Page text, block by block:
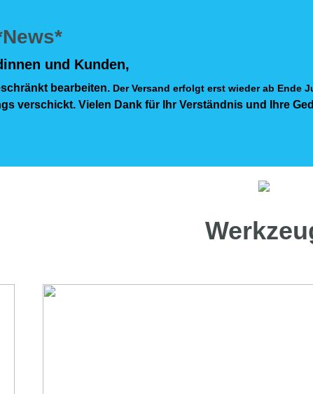
und Kunden,
bearbeiten. Der Versand erfolgt erst wieder ab Ende
verschickt. Vielen Dank für Ihr Verständnis und Ihre